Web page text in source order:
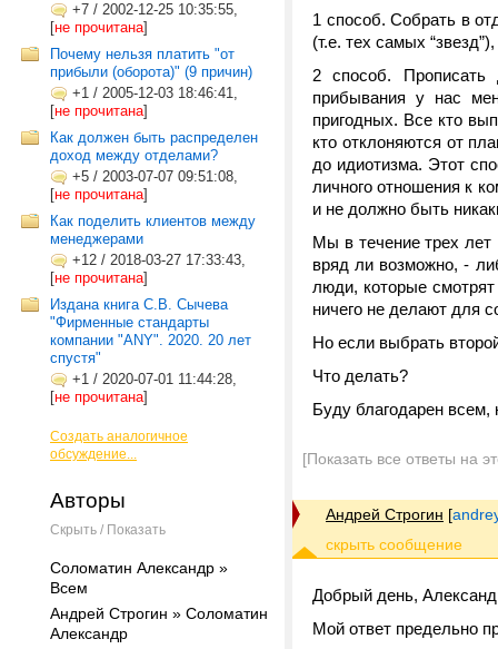
+7 / 2002-12-25 10:35:55,
[не прочитана]
Почему нельзя платить "от
прибыли (оборота)" (9 причин)
+1 / 2005-12-03 18:46:41,
[не прочитана]
Как должен быть распределен
доход между отделами?
+5 / 2003-07-07 09:51:08,
[не прочитана]
Как поделить клиентов между
менеджерами
+12 / 2018-03-27 17:33:43,
[не прочитана]
Издана книга С.В. Сычева
"Фирменные стандарты
компании "ANY". 2020. 20 лет
спустя"
+1 / 2020-07-01 11:44:28,
[не прочитана]
Создать аналогичное
обсуждение...
Авторы
Скрыть / Показать
Соломатин Александр »
Всем
Андрей Строгин » Соломатин
Александр
1 способ. Собрать в
(т.е. тех самых
2 способ.
прибывания у нас
пригодных. Все кто
кто отклоняются от
до идиотизма. Этот
личного отношения к
и не должно быть
Мы в течение трех лет
вряд ли возможно, -
люди, которые
ничего не делают для
Но если выбрать
Что делать?
Буду благодарен
[Показать все ответы на
Андрей Строгин [
Добрый день,
Мой ответ предельно